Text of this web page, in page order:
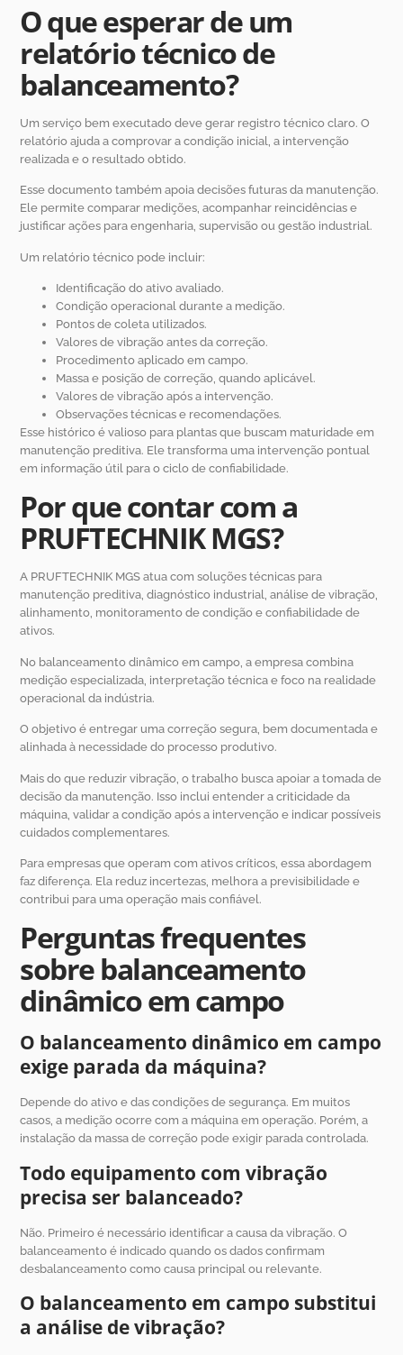
O que esperar de um
relatório técnico de
balanceamento?
Um serviço bem executado deve gerar registro técnico claro. O
relatório ajuda a comprovar a condição inicial, a intervenção
realizada e o resultado obtido.
Esse documento também apoia decisões futuras da manutenção.
Ele permite comparar medições, acompanhar reincidências e
justificar ações para engenharia, supervisão ou gestão industrial.
Um relatório técnico pode incluir:
Identificação do ativo avaliado.
Condição operacional durante a medição.
Pontos de coleta utilizados.
Valores de vibração antes da correção.
Procedimento aplicado em campo.
Massa e posição de correção, quando aplicável.
Valores de vibração após a intervenção.
Observações técnicas e recomendações.
Esse histórico é valioso para plantas que buscam maturidade em
manutenção preditiva. Ele transforma uma intervenção pontual
em informação útil para o ciclo de confiabilidade.
Por que contar com a
PRUFTECHNIK MGS?
A PRUFTECHNIK MGS atua com soluções técnicas para
manutenção preditiva, diagnóstico industrial, análise de vibração,
alinhamento, monitoramento de condição e confiabilidade de
ativos.
No balanceamento dinâmico em campo, a empresa combina
medição especializada, interpretação técnica e foco na realidade
operacional da indústria.
O objetivo é entregar uma correção segura, bem documentada e
alinhada à necessidade do processo produtivo.
Mais do que reduzir vibração, o trabalho busca apoiar a tomada de
decisão da manutenção. Isso inclui entender a criticidade da
máquina, validar a condição após a intervenção e indicar possíveis
cuidados complementares.
Para empresas que operam com ativos críticos, essa abordagem
faz diferença. Ela reduz incertezas, melhora a previsibilidade e
contribui para uma operação mais confiável.
Perguntas frequentes
sobre balanceamento
dinâmico em campo
O balanceamento dinâmico em campo
exige parada da máquina?
Depende do ativo e das condições de segurança. Em muitos
casos, a medição ocorre com a máquina em operação. Porém, a
instalação da massa de correção pode exigir parada controlada.
Todo equipamento com vibração
precisa ser balanceado?
Não. Primeiro é necessário identificar a causa da vibração. O
balanceamento é indicado quando os dados confirmam
desbalanceamento como causa principal ou relevante.
O balanceamento em campo substitui
a análise de vibração?